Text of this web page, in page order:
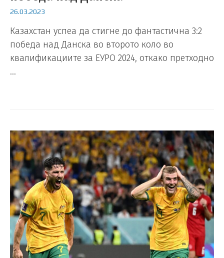
26.03.2023
Казахстан успеа да стигне до фантастична 3:2
победа над Данска во второто коло во
квалификациите за ЕУРО 2024, откако претходно
…